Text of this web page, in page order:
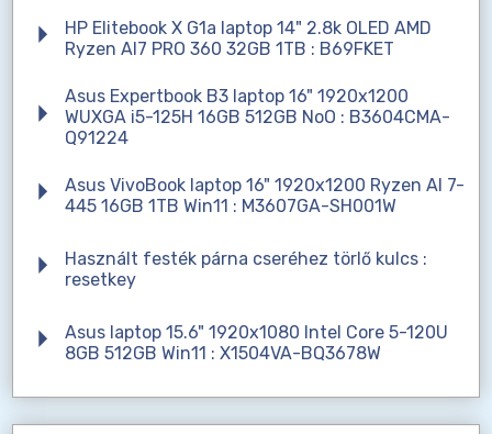
HP Elitebook X G1a laptop 14" 2.8k OLED AMD
Ryzen AI7 PRO 360 32GB 1TB : B69FKET
Asus Expertbook B3 laptop 16" 1920x1200
WUXGA i5-125H 16GB 512GB NoO : B3604CMA-
Q91224
Asus VivoBook laptop 16" 1920x1200 Ryzen AI 7-
445 16GB 1TB Win11 : M3607GA-SH001W
Használt festék párna cseréhez törlő kulcs :
resetkey
Asus laptop 15.6" 1920x1080 Intel Core 5-120U
8GB 512GB Win11 : X1504VA-BQ3678W